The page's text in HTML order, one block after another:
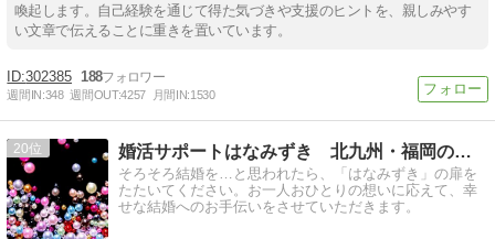
喚起します。自己経験を通じて得た気づきや支援のヒントを、親しみやす
い文章で伝えることに重きを置いています。
302385 188
週間IN:348 週間OUT:4257 月間IN:1530
20 婚活サポートはなみずき 北九州・福岡の結婚相談所
そろそろ結婚を…と思われたら、「はなみずき」の扉を
たたいてください。お一人おひとりの想いに応えて、幸
せな結婚へのお手伝いをさせていただきます。